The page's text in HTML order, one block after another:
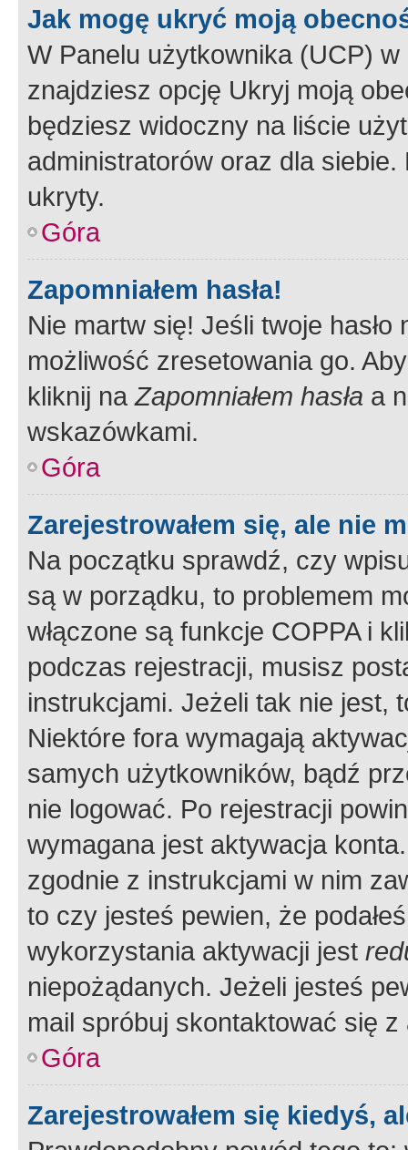
Jak mogę ukryć moją
W Panelu użytkownika (UCP) w
znajdziesz opcję Ukryj moją
będziesz widoczny na liście
administratorów oraz dla
ukryty.
Góra
Zapomniałem hasła!
Nie martw się! Jeśli twoje
możliwość zresetowania go.
kliknij naZapomniałem hasła a
wskazówkami.
Góra
Zarejestrowałem się, ale nie
Na początku sprawdź, czy
są w porządku, to problemem
włączone są funkcje COPPA i
podczas rejestracji, musisz
instrukcjami. Jeżeli tak nie jest,
Niektóre fora wymagają
samych użytkowników, bądź
nie logować. Po rejestracji
wymagana jest aktywacja
zgodnie z instrukcjami w nim
to czy jesteś pewien, że
wykorzystania aktywacji jest
niepożądanych. Jeżeli jesteś
mail spróbuj skontaktować się
Góra
Zarejestrowałem się kiedyś,